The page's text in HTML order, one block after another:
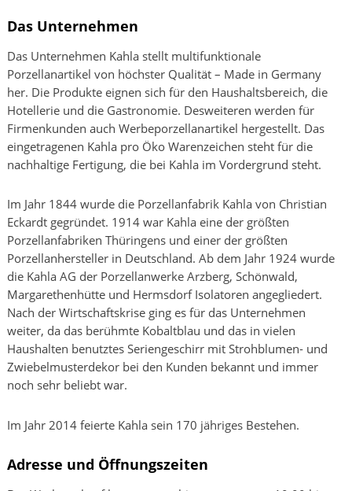
Das Unternehmen
Das Unternehmen Kahla stellt multifunktionale
Porzellanartikel von höchster Qualität – Made in Germany
her. Die Produkte eignen sich für den Haushaltsbereich, die
Hotellerie und die Gastronomie. Desweiteren werden für
Firmenkunden auch Werbeporzellanartikel hergestellt. Das
eingetragenen Kahla pro Öko Warenzeichen steht für die
nachhaltige Fertigung, die bei Kahla im Vordergrund steht.
Im Jahr 1844 wurde die Porzellanfabrik Kahla von Christian
Eckardt gegründet. 1914 war Kahla eine der größten
Porzellanfabriken Thüringens und einer der größten
Porzellanhersteller in Deutschland. Ab dem Jahr 1924 wurde
die Kahla AG der Porzellanwerke Arzberg, Schönwald,
Margarethenhütte und Hermsdorf Isolatoren angegliedert.
Nach der Wirtschaftskrise ging es für das Unternehmen
weiter, da das berühmte Kobaltblau und das in vielen
Haushalten benutztes Seriengeschirr mit Strohblumen- und
Zwiebelmusterdekor bei den Kunden bekannt und immer
noch sehr beliebt war.
Im Jahr 2014 feierte Kahla sein 170 jähriges Bestehen.
Adresse und Öffnungszeiten